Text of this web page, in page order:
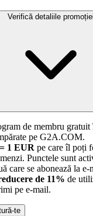
Verifică detaliile promoției
de membru
pe G2A.COM.
1 EUR pe care îl poți
Punctele sunt
care se abonează la
de 11% de
pe e-mail.
te